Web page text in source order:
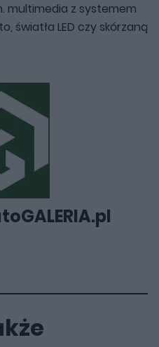
multimedia z systemem
światła LED czy skórzaną